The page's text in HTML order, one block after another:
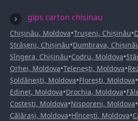
gips carton chisinau
Chișinău, Moldova•Trușeni, Chișinău•
Strășeni, Chișinău•Dumbrava,
Sîngera, Chișinău•Codru, Moldova•
Orhei, Moldova•Telenești, Moldova•
Șoldănești, Moldova•Florești, Moldova•
Edineț, Moldova•Drochia, Moldova•
Costești, Moldova•Nisporeni, Moldova•
Călărași, Moldova•Hîncești, Moldova•